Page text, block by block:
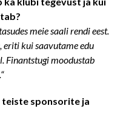
meie saali rendi eest.
kui saavutame edu
Finantstugi moodustab
teiste sponsorite ja